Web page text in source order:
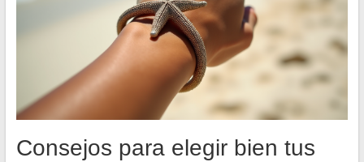
Consejos para elegir bien tus